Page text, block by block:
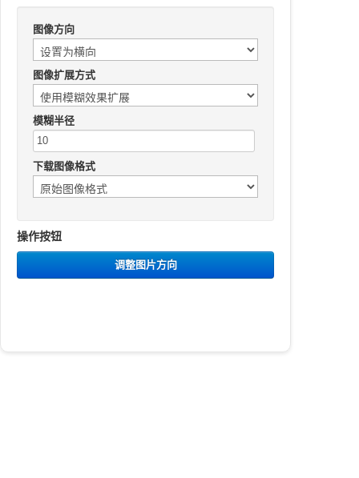
图像方向
图像扩展方式
模糊半径
下载图像格式
操作按钮
调整图片方向